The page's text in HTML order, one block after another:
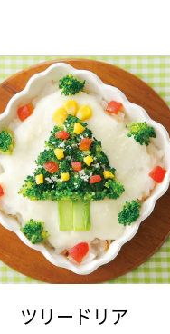
ツリードリア